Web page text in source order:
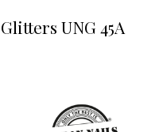
UNG 45A